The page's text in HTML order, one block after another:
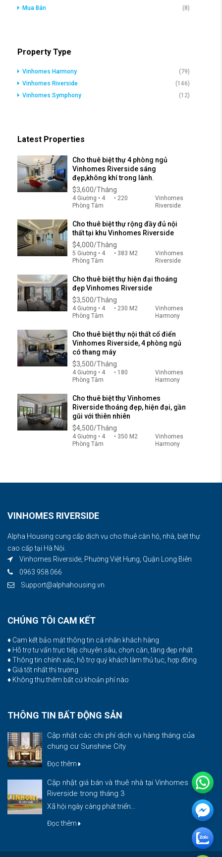
Mua Bán
(8)
Property Type
Vinhomes Harmony
(79)
Vinhomes Riverside
(146)
Vinhomes Symphony
(12)
Latest Properties
Cho thuê biệt thự 4 phòng ngủ
Vinhomes Riverside sáng
đẹp,không khí trong lành.
$3,600/Tháng
4 Giường • 4
Phòng Tắm
• 220
Vinhomes
Riverside
Cho thuê biệt thự rộng đầy đủ nội
thất tại khu Vinhomes Riverside
$4,000/Tháng
5 Giường • 4
Phòng Tắm
• 383 M2
Vinhomes
Riverside
Cho thuê biệt thự hiện đại thoáng
đẹp Vinhomes Riverside
$3,500/Tháng
4 Giường • 4
Phòng Tắm
• 230 M2
Vinhomes
Harmony
Cho thuê biệt thự nội thất cổ điển
Vinhomes Riverside, 4 phòng ngủ
có thang máy
$3,500/Tháng
4 Giường • 4
Phòng Tắm
• 180
Vinhomes
Harmony
Cho thuê biệt thự Vinhomes
Riverside thoáng đẹp, hiện đại, gần
gũi với thiên nhiên
$4,500/Tháng
4 Giường • 4
Phòng Tắm
• 350 M2
Vinhomes
Harmony
VINHOMES RIVERSIDE
Alpha Housing cung cấp dịch vụ cho thuê căn hộ, nhà, biệt thự
cao cấp tại Hà Nội.
Vinhomes Riverside, Phường Việt Hưng, Quận Long Biên
0963 958 066
Support@alphahousing.vn
CHÚNG TÔI CAM KẾT
♦ Cam kết bảo mật thông tin cá nhân khách hàng
♦ Hỗ trợ tư vấn trực tiếp chuyên sâu, chọn căn, tầng đẹp nhất
♦ Thông tin chính xác, hỗ trợ quý khách làm thủ tục, hợp đồng
♦ Giá tốt nhất thị trường
♦ Không thu thêm bất cứ khoản phí nào
THÔNG TIN BẤT ĐỘNG SẢN
Cập nhật các chi phí dịch vụ hàng tháng của
chung cư Sunshine City
Đọc thêm
Cập nhật giá bán và thuê nhà tại Vinhomes
Riverside trong tháng 3
Xã hội ngày càng phát triển...
Đọc thêm